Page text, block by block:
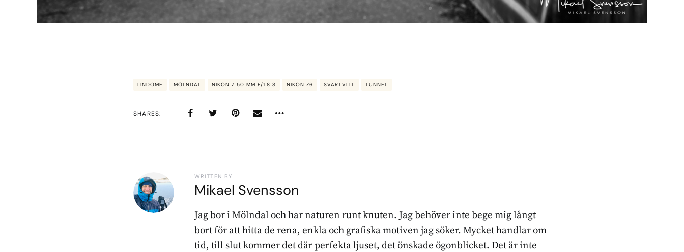
LINDOME MÖLNDAL NIKON Z 50 MM F/1.8 S NIKON Z6 SVARTVITT TUNNEL
SHARES
WRITTEN BY
Mikael Svensson
Jag bor i Mölndal och har naturen runt knuten. Jag behöver inte bege mig långt
bort för att hitta de rena, enkla och grafiska motiven jag söker. Mycket handlar om
tid, till slut kommer det där perfekta ljuset, det önskade ögonblicket. Det är inte